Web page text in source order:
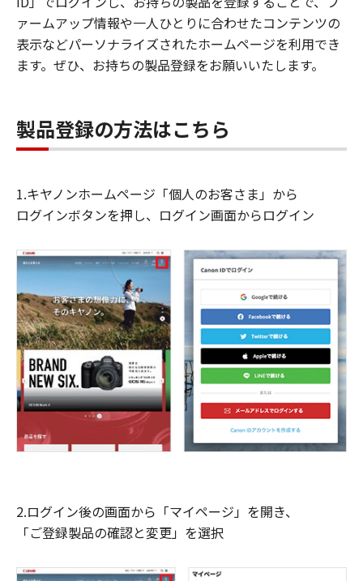
ァームアップ情報や一人ひとりに合わせたコンテンツの
表示などパーソナライズされたホームページを利用でき
ます。ぜひ、お持ちの製品登録をお願いいたします。
製品登録の方法はこちら
1.キヤノンホームページ「個人のお客さま」から
ログインボタンを押し、ログイン画面からログイン
2.ログイン後の画面から「マイページ」を開き、
「ご登録製品の確認と変更」を選択